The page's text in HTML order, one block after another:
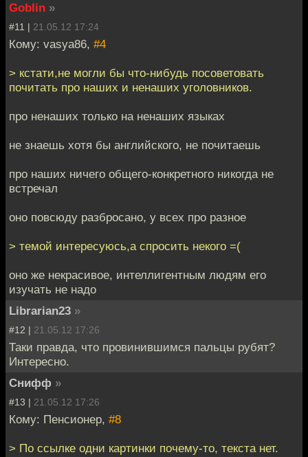
Goblin »
#11 | 21.05.12 17:24
Кому: vasya86, #4
> кстати,не могли бы что-нибудь посоветовать
почитать про наших и ненаших уголовников.
про ненаших только на ненаших языках
не знаешь хотя бы английского, не почитаешь
про наших ничего общего-конкретного никогда не
встречал
оно повсюду разбросано, у всех про разное
> темой интересуюсь,а спросить некого =(
оно же некрасивое, интеллигентным людям его
изучать не надо
Librarian23 »
#12 | 21.05.12 17:26
Таки правда, что провинившимся пальцы рубят?
Интересно.
Снифф »
#13 | 21.05.12 17:26
Кому: Пенсионер, #8
> По ссылке одни картинки почему-то, текста нет.